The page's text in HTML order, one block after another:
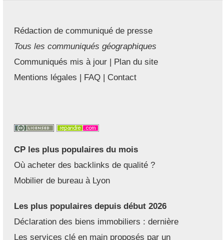
Rédaction de communiqué de presse
Tous les communiqués géographiques
Communiqués mis à jour | Plan du site
Mentions légales | FAQ | Contact
CP les plus populaires du mois
Où acheter des backlinks de qualité ?
Mobilier de bureau à Lyon
Les plus populaires depuis début 2026
Déclaration des biens immobiliers : dernière
Les services clé en main proposés par un